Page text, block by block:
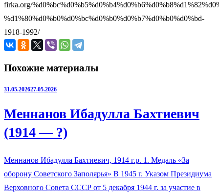
firka.org/
%d1%80%d0%b0%d0%bc%d0%b0%d0%b7%d0%b0%d0%bd-
1918-1992/
Похожие материалы
31.05.202627.05.2026
Меннанов Ибадулла Бахтиевич
(1914 — ?)
Меннанов Ибадулла Бахтиевич, 1914 г.р. 1. Медаль «За
оборону Советского Заполярья» В 1945 г. Указом Президиума
Верховного Совета СССР от 5 декабря 1944 г. за участие в